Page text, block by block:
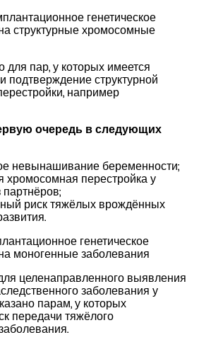
генетическое
структурные хромосомные
для пар, у которых имеется
подтверждение структурной
например
очередь в следующих
невынашивание беременности;
хромосомная перестройка у
партнёров;
риск тяжёлых врождённых
генетическое
моногенные заболевания
целенаправленного выявления
заболевания у
парам, у которых
передачи тяжёлого